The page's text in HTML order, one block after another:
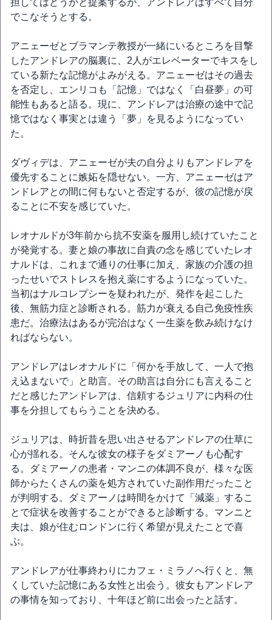
担してはどうかと提案するが、アンドレアはすべて自分
でこなそうとする。
アニェーゼとブラマンテ教授が一緒にいるところを目撃
したアンドレアの脳裏に、2人がエレベーターでキスをし
ている新たな記憶がよみがえる。アニェーゼはその過去
を否定し、エンリコも「記憶」ではなく「白昼夢」の可
能性もあると語る。現に、アンドレアは治療の途中で記
憶ではなく事実とは違う「夢」を見るようになってい
た。
ダヴィデは、アニェーゼが夫の自分よりもアンドレアを
優先することに嫉妬を隠せない。一方、アニェーゼはア
ンドレアとの間に何もないと否定するが、彼の記憶が戻
ることに不安を感じていた。
レオナルドが3年前から抗不安薬を服用し続けていたこと
が発覚する。妻と娘の事故に自責の念を感じていたレオ
ナルドは、これまで通りの仕事に加え、家族の介護の担
ったせいでストレスを抱え薬にするようになっていた。
当初はナルコレプシーを疑われたが、発作を起こした
後、無筋力症と診断される。筋力が衰える自己免疫性疾
患だ。治療法はあるが完治はなく一生薬を飲み続けなけ
ればならない。
アンドレアはレオナルドに「何かを手放して、一人で抱
え込まないで」と助言。その助言は自分にも言えること
だと感じたアンドレアは、信頼するジュリアに内科の仕
事を分担してもらうことを決める。
ジュリアは、時折昔を思い出させるアンドレアの仕草に
心が揺れる。そんな彼女の様子をダミアーノも心配す
る。ダミアーノの患者・マンニの体調不良が、様々な医
師からたくさんの薬を処方されていた副作用だったこと
が判明する。ダミアーノは時間をかけて「減薬」するこ
とで症状を改善することができると診断する。マンニと
夫は、娘が住むロンドンに行く希望が見えたことで喜
ぶ。
アンドレアが仕事終わりにカフェ・ミラノへ行くと、無
くしていた記憶にある女性と出会う。彼女もアンドレア
の事情を知っており、十年ほど前に出会ったと話す。